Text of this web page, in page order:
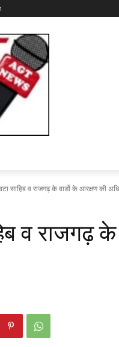
साहिब व राजगढ़ के वार्डो के आरक्षण की
व राजगढ़